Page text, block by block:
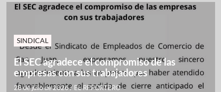
SINDICAL
El SEC agradece el compromiso de las
empresas con sus trabajadores
28 de julio de 2026/ EL REPORTERO